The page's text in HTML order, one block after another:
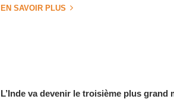
EN SAVOIR PLUS
L’Inde va devenir le troisième plus